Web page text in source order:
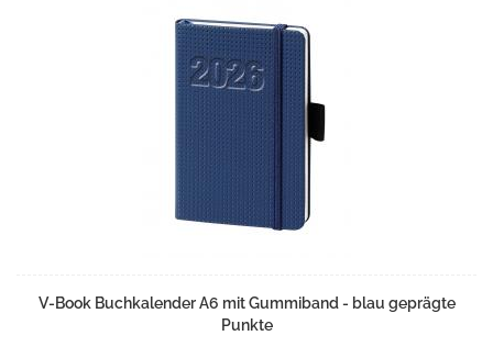
V-Book Buchkalender A6 mit Gummiband - blau geprägte
Punkte